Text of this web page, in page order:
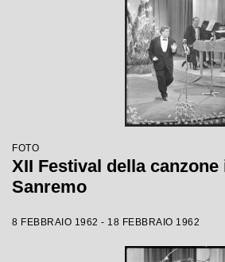
FOTO
XII Festival della canzone
Sanremo
8 FEBBRAIO 1962 - 18 FEBBRAIO 1962